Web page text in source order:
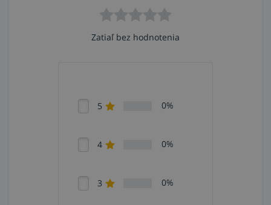
vysoká kvalita materiálu - nylon,
účinné upchanie rúry aj u nerovných alebo
zakrivených potrubí, či krivo zarezaných ústí rúr,
nachádzajúca sa medzi krídlovou matkou a
stenou zátky,
tesniace rebierka.
Zatiaľ bez hodnotenia
5 0%
4 0%
3 0%